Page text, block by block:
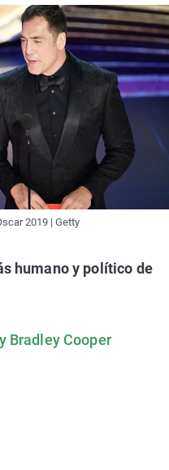
2019 | Getty
humano y político de
Bradley Cooper